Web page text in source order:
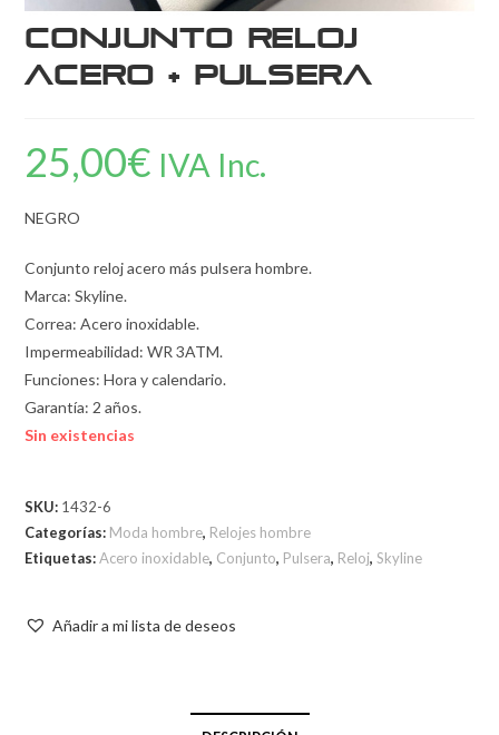
Conjunto reloj
acero + pulsera
25,00€ IVA Inc.
NEGRO
Conjunto reloj acero más pulsera hombre.
Marca: Skyline.
Correa: Acero inoxidable.
Impermeabilidad: WR 3ATM.
Funciones: Hora y calendario.
Garantía: 2 años.
Sin existencias
SKU: 1432-6
Categorías: Moda hombre, Relojes hombre
Etiquetas:Acero inoxidable, Conjunto, Pulsera, Reloj,Skyline
Añadir a mi lista de deseos